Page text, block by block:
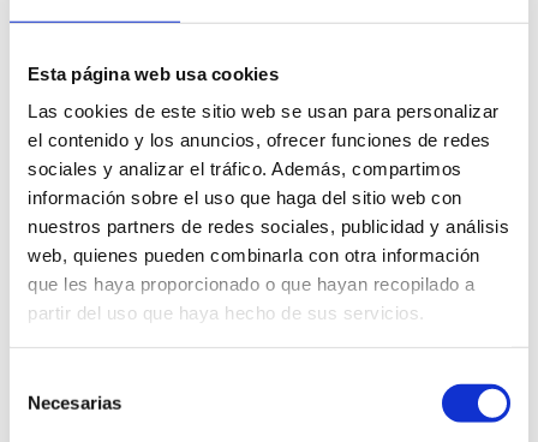
Esta página web usa cookies
Las cookies de este sitio web se usan para personalizar
el contenido y los anuncios, ofrecer funciones de redes
sociales y analizar el tráfico. Además, compartimos
información sobre el uso que haga del sitio web con
nuestros partners de redes sociales, publicidad y análisis
web, quienes pueden combinarla con otra información
que les haya proporcionado o que hayan recopilado a
partir del uso que haya hecho de sus servicios.
Necesarias
un verdadero símbolo de identidad. Son recetas que se
transmiten de generación en generación, manteniendo
viva la tradición y al mismo tiempo inspirando nuevas
versiones que combinan creatividad con respeto a la
esencia original. Cada coca es, en sí misma, una muestra
del vínculo entre la tierra, el mar y la cultura local.
diversidad de restaurantes de cocina autóctona. Esto
permite al visitante disfrutar de un producto que va más